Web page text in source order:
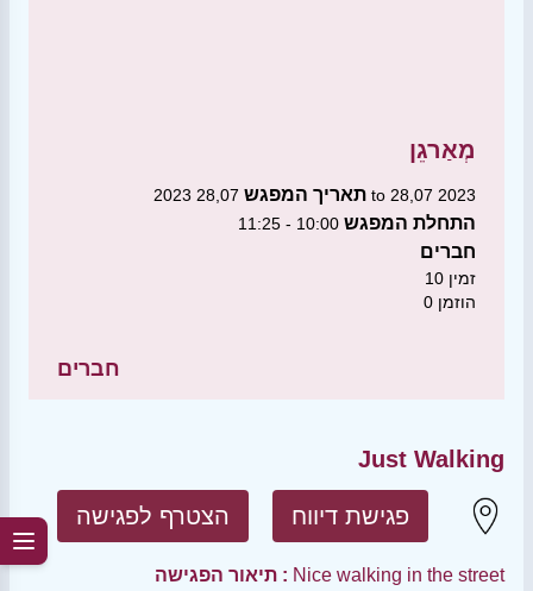
מְאַרגֵן
תאריך המפגש 28,07 2023 to 28,07 2023
התחלת המפגש 10:00 - 11:25
חברים
10 זמין
0 הוזמן
חברים
Just Walking
הצטרף לפגישה פגישת דיווח
תיאור הפגישה : Nice walking in the street